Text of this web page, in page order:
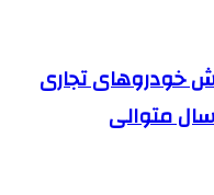
خودروهای تجاری
متوالی